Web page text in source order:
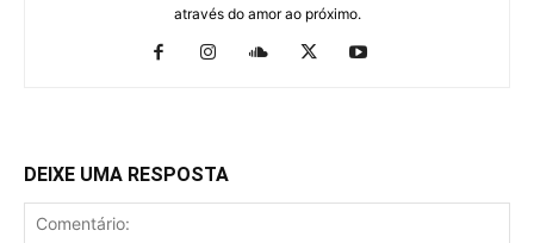
através do amor ao próximo.
DEIXE UMA RESPOSTA